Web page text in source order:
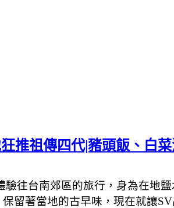
推祖傳四代|豬頭飯、白
往台南郊區的旅行，身為在地
留著當地的古早味，現在就讓